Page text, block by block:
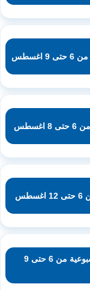
عروض نستو هايبر ماركت الأسبوعية من 6 حتى 9